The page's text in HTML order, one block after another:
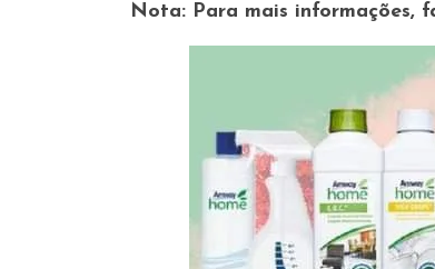
Nota: Para mais informações,